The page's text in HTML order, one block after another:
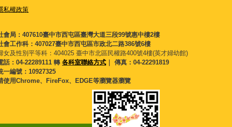
私權政策
會局：407610臺中市西屯區臺灣大道三段99號惠中樓2樓
會工作科：407027臺中市西屯區市政北二路386號6樓
女及性別平等科： 404025 臺中市北區民權路400號4樓(英才婦幼館)
話：04-22289111 轉 各科室聯絡方式 ｜ 傳真：04-22291819
一編號：10927325
使用Chrome、FireFox、EDGE等瀏覽器瀏覽